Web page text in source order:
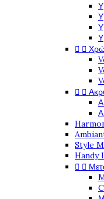
 
 
Style
Handy
 